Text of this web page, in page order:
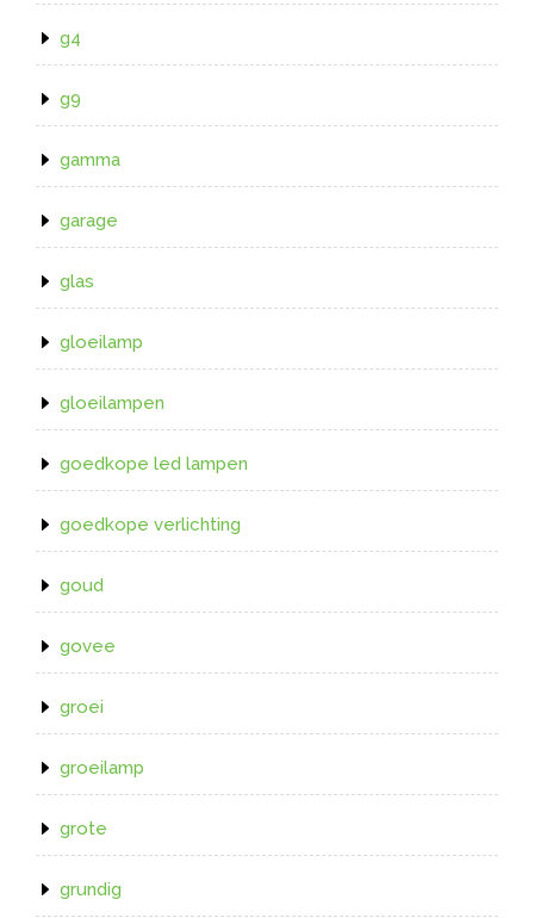
g4
g9
gamma
garage
glas
gloeilamp
gloeilampen
goedkope led lampen
goedkope verlichting
goud
govee
groei
groeilamp
grote
grundig